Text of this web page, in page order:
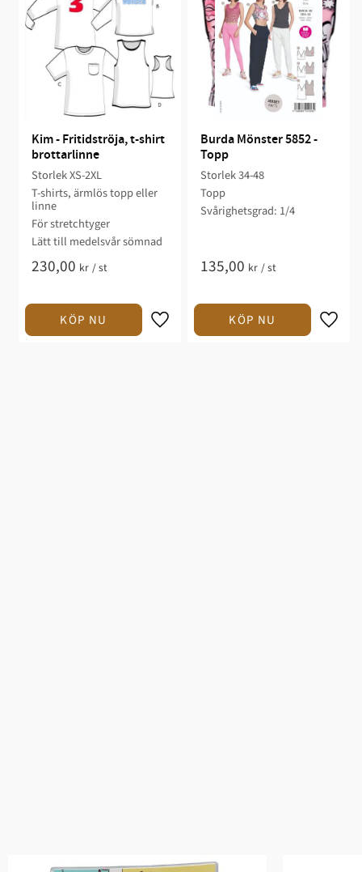
Kim - Fritidströja, t-shirt
brottarlinne
Storlek XS-2XL​
T-shirts, ärmlös topp eller
linne​​​​
För stretchtyger​
​Lätt till medelsvår sömnad​​
230,00 kr /st
Burda Mönster 5852 -
Topp
Storlek 34-48
Topp
Svårighetsgrad: 1/4​
135,00 kr /st